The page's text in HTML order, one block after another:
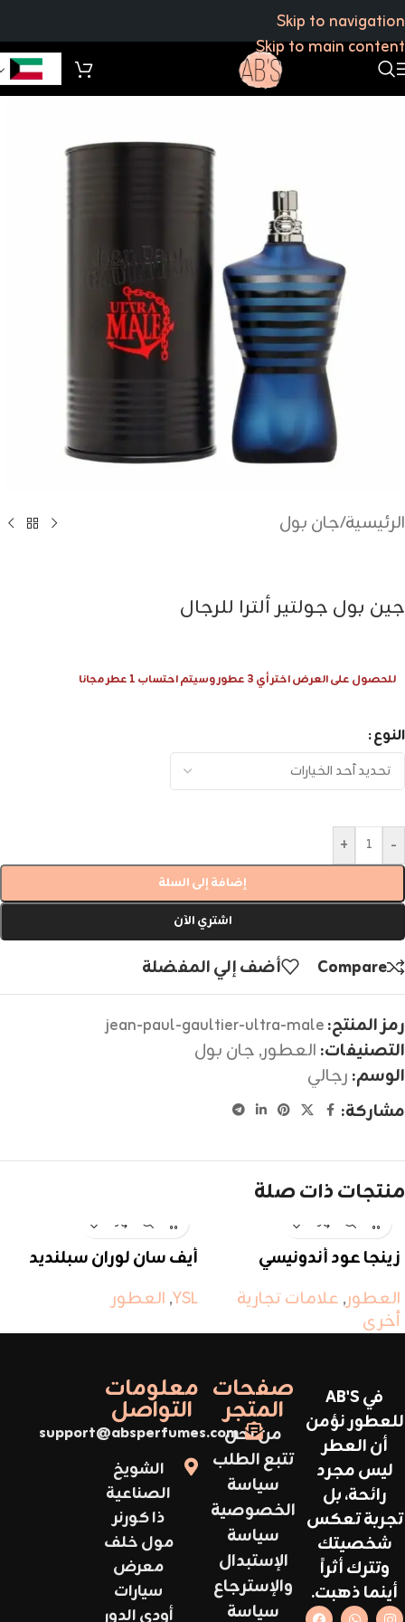
Skip to navigation
Skip to main content
الرئيسية/جان بول
جين بول جولتير ألترا للرجال
للحصول على العرض اختر أي 3 عطور وسيتم احتساب 1 عطر مجانا
النوع
-
+
إضافة إلى السلة
اشتري الآن
Compare أضف إلي المفضلة
رمز المنتج:jean-paul-gaultier-ultra-male
التصنيفات: العطور, جان بول
الوسم: رجالي
مشاركة:
منتجات ذات صلة
زينجا عود أندونيسي
العطور, علامات تجارية
أخرى
أيف سان لوران سبلنديد
YSL
, العطور
في AB'S
للعطور نؤمن
أن العطر
ليس مجرد
رائحة، بل
تجربة تعكس
شخصيتك
وتترك أثراً
أينما ذهبت.
صفحات
المتجر
من نحن
تتبع الطلب
سياسة
الخصوصية
سياسة
الإستبدال
والإسترجاع
سياسة
معلومات
التواصل
support@absperfumes.com
الشويخ
الصناعية
ذا كورنر
مول خلف
معرض
سيارات
أودي الدور